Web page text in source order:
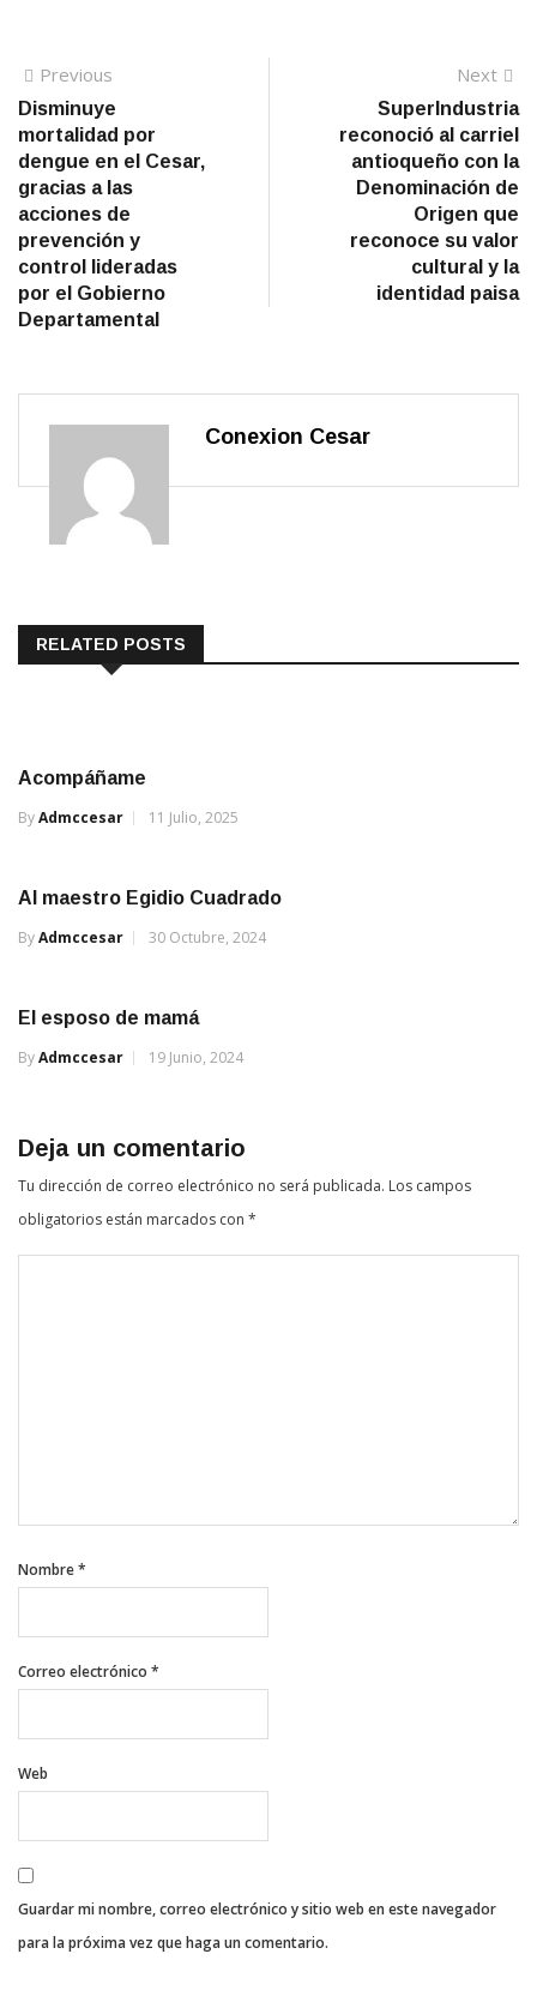
Navegación de entradas
Previous
Disminuye
mortalidad por
dengue en el Cesar,
gracias a las
acciones de
prevención y
control lideradas
por el Gobierno
Departamental
Next
SuperIndustria
reconoció al carriel
antioqueño con la
Denominación de
Origen que
reconoce su valor
cultural y la
identidad paisa
Conexion Cesar
RELATED POSTS
Acompáñame
ByAdmccesar 11 Julio, 2025
Al maestro Egidio Cuadrado
ByAdmccesar 30 Octubre, 2024
El esposo de mamá
ByAdmccesar 19 Junio, 2024
Deja un comentario
Tu dirección de correo electrónico no será publicada. Los campos
obligatorios están marcados con *
Nombre*
Correo electrónico *
Web
Guardar mi nombre, correo electrónico y sitio web en este navegador
para la próxima vez que haga un comentario.